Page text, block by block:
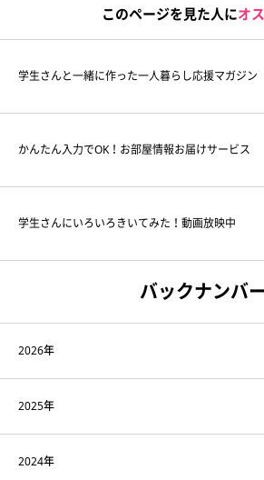
このページを見た人にオ
学生さんと一緒に作った一人暮らし応援マガジン
かんたん入力でOK！お部屋情報お届けサービス
学生さんにいろいろきいてみた！動画放映中
バックナンバ
2026年
2025年
2024年